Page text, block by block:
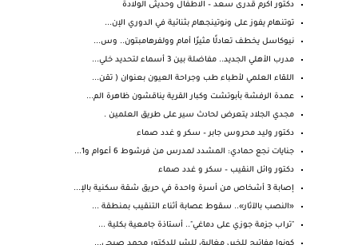
دكتور اكرم قدرى سعد – الاطفال وحديثى الولادة
توتنهام يفوز على ونوتينجهام بثنائية في الدوري الإن...
نيوكاسل يخطف تعادلًا مثيرًا أمام وولفرهامبتون.. وس...
مدرب الأهلي الجديد.. مفاضلة بين 3 أسماء لتحديد خلي...
اللقاء العلمي لأطباء طب وجراحة العيون بعنوان ( تقن...
عمدة الرفشة بأبوتشت وكبار القرية يناقشون ظاهرة الم...
مجدي الجلاد يتعرض لحادث سير على طريق العلمين .
دكتور وليد محروس جابر – سكر و غدد صماء
جنايات نجع حمادي: المشدد لمدرس من فرشوط 6 أعوام و1...
دكتور وائل النقيب – سكر و غدد صماء
إصابة 3 أشخاص من أسرة واحدة في حريق شقة سكنية بالإ...
«النصب بالآثار».. سقوط عصابة أثناء التنقيب بمنطقة ...
‏"تراب جزمة جوزي على دماغي".. أستاذة جامعية بكلية ...